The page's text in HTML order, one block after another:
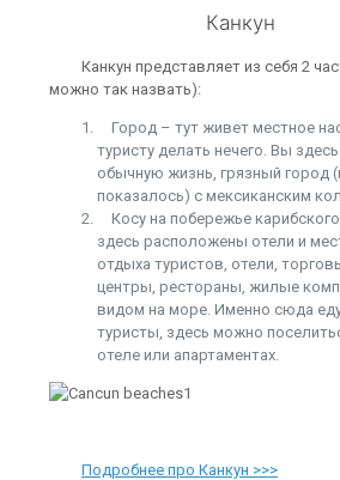
Канкун
Канкун представляет из себя 2
можно так назвать):
Город – тут живет местное
туристу делать нечего. Вы
обычную жизнь, грязный город
показалось) с мексиканским
Косу на побережье
здесь расположены отели и
отдыха туристов, отели,
центры, рестораны, жилые
видом на море. Именно сюда
туристы, здесь можно
отеле или апартаментах.
Подробнее про Канкун >>>